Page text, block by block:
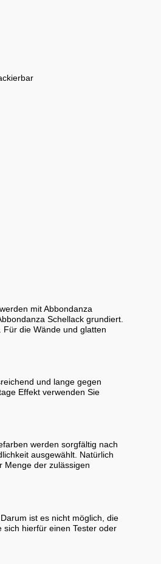
mit Abbondanza
Schellack grundiert.
Für die Wände und glatten
und lange gegen
Effekt verwenden Sie
werden sorgfältig nach
ausgewählt. Natürlich
Menge der zulässigen
ist es nicht möglich, die
hierfür einen Tester oder